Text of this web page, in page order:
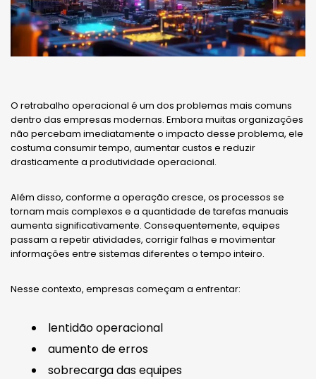
O retrabalho operacional é um dos problemas mais comuns
dentro das empresas modernas. Embora muitas organizações
não percebam imediatamente o impacto desse problema, ele
costuma consumir tempo, aumentar custos e reduzir
drasticamente a produtividade operacional.
Além disso, conforme a operação cresce, os processos se
tornam mais complexos e a quantidade de tarefas manuais
aumenta significativamente. Consequentemente, equipes
passam a repetir atividades, corrigir falhas e movimentar
informações entre sistemas diferentes o tempo inteiro.
Nesse contexto, empresas começam a enfrentar:
lentidão operacional
aumento de erros
sobrecarga das equipes